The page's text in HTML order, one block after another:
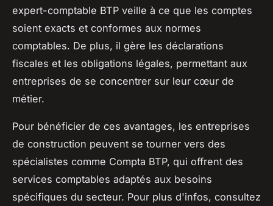
expert-comptable BTP veille à ce que les comptes
soient exacts et conformes aux normes
comptables. De plus, il gère les déclarations
fiscales et les obligations légales, permettant aux
entreprises de se concentrer sur leur cœur de
métier.
Pour bénéficier de ces avantages, les entreprises
de construction peuvent se tourner vers des
spécialistes comme Compta BTP, qui offrent des
services comptables adaptés aux besoins
spécifiques du secteur. Pour plus d'infos, consultez